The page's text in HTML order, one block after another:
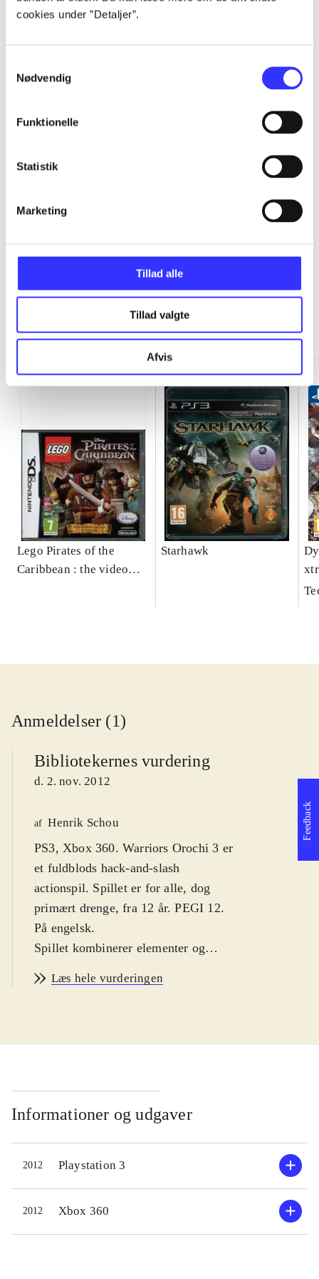
cookies under ”Detaljer”.
Nødvendig
Funktionelle
Statistik
Marketing
Tillad alle
Tillad valgte
Afvis
...
...
...
...
Lego Pirates of the
Caribbean : the video
Starhawk
Anmeldelser (1)
Bibliotekernes vurdering
d. 2. nov. 2012
af Henrik Schou
PS3, Xbox 360. Warriors Orochi 3 er
et fuldblods hack-and-slash
actionspil. Spillet er for alle, dog
primært drenge, fra 12 år. PEGI 12.
På engelsk.
Spillet kombinerer elementer og
(primært "Dynasty Warriors 7") og
tusinder af fjender på store
masser af forskellige våben og
angrebskombinationer at lære og der
er over 120 karakterer at spille og
udbygge. Som noget nyt har spillet
en story mode, med en historie om
tidsrejser og et legendarisk monster -
historien er dog ret rodet og ikke
Læs hele vurderingen
Informationer og udgaver
2012 Playstation 3
2012 Xbox 360
Feedback